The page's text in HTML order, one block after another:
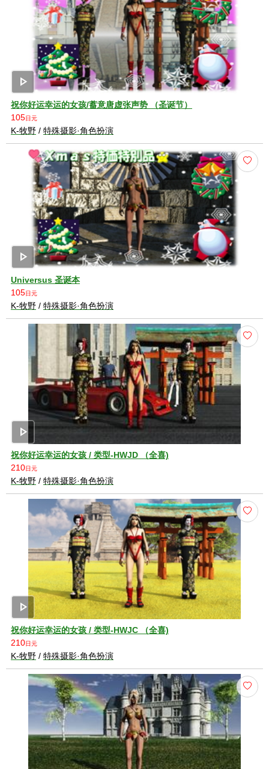
play_arrow
祝你好运幸运的女孩/蓄意唐虚张声势 （圣诞节）
105日元
K-牧野 / 特殊摄影·角色扮演
play_arrow
Universus 圣诞本
105日元
K-牧野 / 特殊摄影·角色扮演
play_arrow
祝你好运幸运的女孩 / 类型-HWJD （全喜)
210日元
K-牧野 / 特殊摄影·角色扮演
play_arrow
祝你好运幸运的女孩 / 类型-HWJC （全喜)
210日元
K-牧野 / 特殊摄影·角色扮演